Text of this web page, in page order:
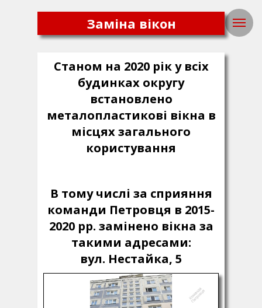
Заміна вікон
вул. Нестайка, 5
Станом на 2020 рік у всіх
будинках округу
встановлено
металопластикові вікна в
місцях загального
користування
В тому числі за сприяння
команди Петровця в 2015-
2020 рр. замінено вікна за
такими адресами: